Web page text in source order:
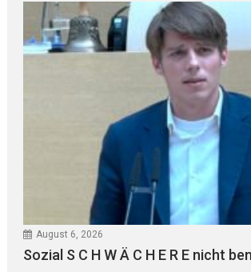
August 6, 2026
Sozial S C H W Ä C H E R E nicht